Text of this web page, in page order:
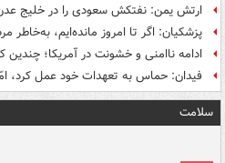
ارتش یمن: نفتکش سعودی را در خلیج
پزشکیان: اگر تا امروز مانده‌ایم، به‌خاطر
ادامه ناامنی و خشونت در آمریکا؛ چندین
فیدان: حماس به تعهدات خود عمل کرد،
سلامت